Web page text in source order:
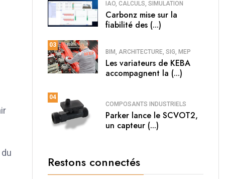
IAO, CALCULS, SIMULATION
Carbonz mise sur la
fiabilité des (...)
03
BIM, ARCHITECTURE, SIG, MEP
Les variateurs de KEBA
accompagnent la (...)
04
COMPOSANTS INDUSTRIELS
Parker lance le SCVOT2,
un capteur (...)
Restons connectés